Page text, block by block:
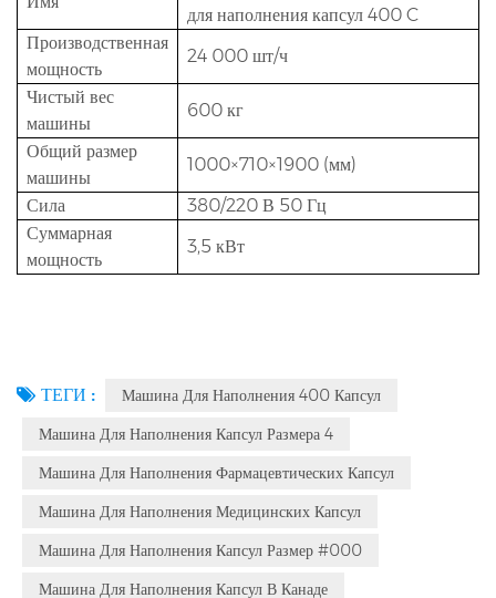
для наполнения капсул 400 C
Производственная
мощность
24 000 шт/ч
Чистый вес
машины
600 кг
Общий размер
машины
1000×710×1900 (мм)
Сила
380/220 В 50 Гц
Суммарная
мощность
3,5 кВт
ТЕГИ :
Машина Для Наполнения 400 Капсул
Машина Для Наполнения Капсул Размера 4
Машина Для Наполнения Фармацевтических Капсул
Машина Для Наполнения Медицинских Капсул
Машина Для Наполнения Капсул Размер #000
Машина Для Наполнения Капсул В Канаде